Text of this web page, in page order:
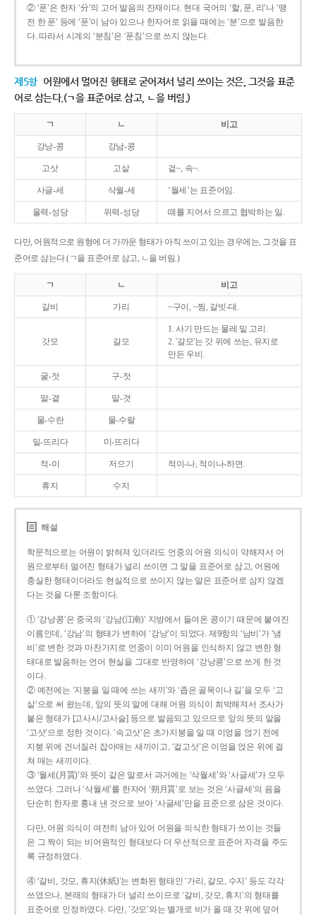
② ‘푼’은 한자 ‘分’의 고어 발음의 잔재이다. 현대 국어의 ‘할, 푼, 리’나 ‘땡
전 한 푼’ 등에 ‘푼’이 남아 있으나 한자어로 읽을 때에는 ‘분’으로 발음한
다. 따라서 시계의 ‘분침’은 ‘푼침’으로 쓰지 않는다.
제5항 어원에서 멀어진 형태로 굳어져서 널리 쓰이는 것은, 그것을 표준
어로 삼는다.(ㄱ을 표준어로 삼고, ㄴ을 버림.)
ㄱ ㄴ 비고
강낭-콩 강남-콩
고삿 고샅 겉~, 속~.
사글-세 삭월-세 ‘월세’는 표준어임.
울력-성당 위력-성당 떼를 지어서 으르고 협박하는 일.
다만, 어원적으로 원형에 더 가까운 형태가 아직 쓰이고 있는 경우에는, 그것을 표
준어로 삼는다.(ㄱ을 표준어로 삼고, ㄴ을 버림.)
ㄱ ㄴ 비고
갈비 가리 ~구이, ~찜, 갈빗-대.
갓모 갈모
1. 사기 만드는 물레 밑 고리.
2. '갈모'는 갓 위에 쓰는, 유지로
만든 우비.
굴-젓 구-젓
말-곁 말-겻
물-수란 물-수랄
밀-뜨리다 미-뜨리다
적-이 저으기 적이-나, 적이나-하면.
휴지 수지
해설
학문적으로는 어원이 밝혀져 있더라도 언중의 어원 의식이 약해져서 어
원으로부터 멀어진 형태가 널리 쓰이면 그 말을 표준어로 삼고, 어원에
충실한 형태이더라도 현실적으로 쓰이지 않는 말은 표준어로 삼지 않겠
다는 것을 다룬 조항이다.
① ‘강낭콩’은 중국의 ‘강남(江南)’ 지방에서 들여온 콩이기 때문에 붙여진
이름인데, ‘강남’의 형태가 변하여 ‘강낭’이 되었다. 제9항의 ‘남비’가 ‘냄
비’로 변한 것과 마찬가지로 언중이 이미 어원을 인식하지 않고 변한 형
태대로 발음하는 언어 현실을 그대로 반영하여 ‘강낭콩’으로 쓰게 한 것
이다.
② 예전에는 ‘지붕을 일 때에 쓰는 새끼’와 ‘좁은 골목이나 길’을 모두 ‘고
샅’으로 써 왔는데, 앞의 뜻의 말에 대해 어원 의식이 희박해져서 조사가
붙은 형태가 [고사시/고사슬] 등으로 발음되고 있으므로 앞의 뜻의 말을
‘고삿’으로 정한 것이다. ‘속고삿’은 초가지붕을 일 때 이엉을 얹기 전에
지붕 위에 건너질러 잡아매는 새끼이고, ‘겉고삿’은 이엉을 얹은 위에 걸
쳐 매는 새끼이다.
③ ‘월세(月貰)’와 뜻이 같은 말로서 과거에는 ‘삭월세’와 ‘사글세’가 모두
쓰였다. 그러나 ‘삭월세’를 한자어 ‘朔月貰’로 보는 것은 ‘사글세’의 음을
단순히 한자로 흉내 낸 것으로 보아 ‘사글세’만을 표준으로 삼은 것이다.
다만, 어원 의식이 여전히 남아 있어 어원을 의식한 형태가 쓰이는 것들
은 그 짝이 되는 비어원적인 형태보다 더 우선적으로 표준어 자격을 주도
록 규정하였다.
④ ‘갈비, 갓모, 휴지(休紙)’는 변화된 형태인 ‘가리, 갈모, 수지’ 등도 각각
쓰였으나, 본래의 형태가 더 널리 쓰이므로 ‘갈비, 갓모, 휴지’의 형태를
표준어로 인정하였다. 다만, ‘갓모’와는 별개로 비가 올 때 갓 위에 덮어